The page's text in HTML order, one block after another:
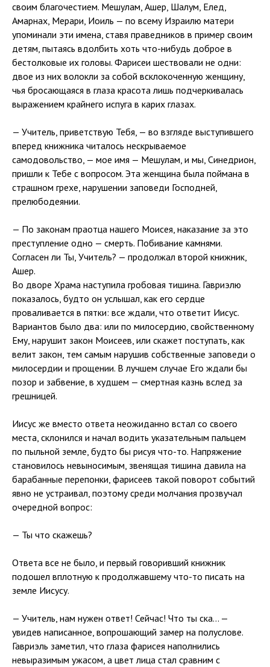
своим благочестием. Мешулам, Ашер, Шалум, Елед,
Амарнах, Мерари, Иоиль — по всему Израилю матери
упоминали эти имена, ставя праведников в пример своим
детям, пытаясь вдолбить хоть что-нибудь доброе в
бестолковые их головы. Фарисеи шествовали не одни:
двое из них волокли за собой всклокоченную женщину,
чья бросающаяся в глаза красота лишь подчеркивалась
выражением крайнего испуга в карих глазах.
— Учитель, приветствую Тебя, — во взгляде выступившего
вперед книжника читалось нескрываемое
самодовольство, — мое имя — Мешулам, и мы, Синедрион,
пришли к Тебе с вопросом. Эта женщина была поймана в
страшном грехе, нарушении заповеди Господней,
прелюбодеянии.
— По законам праотца нашего Моисея, наказание за это
преступление одно — смерть. Побивание камнями.
Согласен ли Ты, Учитель? — продолжал второй книжник,
Ашер.
Во дворе Храма наступила гробовая тишина. Гавриэлю
показалось, будто он услышал, как его сердце
проваливается в пятки: все ждали, что ответит Иисус.
Вариантов было два: или по милосердию, свойственному
Ему, нарушит закон Моисеев, или скажет поступать, как
велит закон, тем самым нарушив собственные заповеди о
милосердии и прощении. В лучшем случае Его ждали бы
позор и забвение, в худшем — смертная казнь вслед за
грешницей.
Иисус же вместо ответа неожиданно встал со своего
места, склонился и начал водить указательным пальцем
по пыльной земле, будто бы рисуя что-то. Напряжение
становилось невыносимым, звенящая тишина давила на
барабанные перепонки, фарисеев такой поворот событий
явно не устраивал, поэтому среди молчания прозвучал
очередной вопрос:
— Ты что скажешь?
Ответа все не было, и первый говоривший книжник
подошел вплотную к продолжавшему что-то писать на
земле Иисусу.
— Учитель, нам нужен ответ! Сейчас! Что ты ска… —
увидев написанное, вопрошающий замер на полуслове.
Гавриэль заметил, что глаза фарисея наполнились
невыразимым ужасом, а цвет лица стал сравним с